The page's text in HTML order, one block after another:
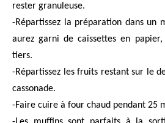
rester granuleuse.
-Répartissez la préparation dans un
aurez garni de caissettes en
tiers.
-Répartissez les fruits restant sur le
cassonade.
-Faire cuire à four chaud pendant 25